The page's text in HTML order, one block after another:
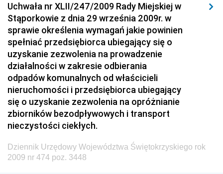
Dziennik Urzędowy Ministra Rozwoju i Finansów
Dziennik Urzędowy Wyższego Urzędu Górniczego
Dziennik Urzędowy Prezesa Urzędu Transportu
Kolejowego
Dziennik Urzędowy Ministra Przedsiębiorczości i
Technologii
Dziennik Urzędowy Ministra Inwestycji i Rozwoju
Dziennik Urzędowy Naczelnego Dyrektora Archiwów
Państwowych
Dziennik Urzędowy Ministra Finansów, Inwestycji i
Rozwoju
Uchwała nr XLII/247/2009 Rady Miejskiej w
Stąporkowie z dnia 29 września 2009r. w
sprawie określenia wymagań jakie powinien
spełniać przedsiębiorca ubiegający się o
uzyskanie zezwolenia na prowadzenie
działalności w zakresie odbierania
odpadów komunalnych od właścicieli
nieruchomości i przedsiębiorca ubiegający
się o uzyskanie zezwolenia na opróżnianie
zbiorników bezodpływowych i transport
nieczystości ciekłych.
Dziennik Urzędowy Województwa Świętokrzyskiego rok
2009 nr 474 poz. 3448